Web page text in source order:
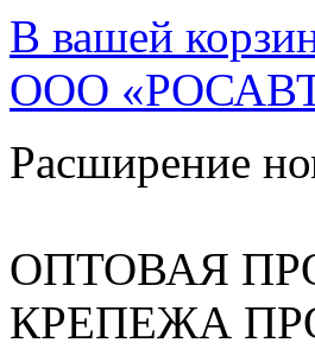
В вашей
ООО
Расширение
ОПТОВАЯ
КРЕПЕЖА